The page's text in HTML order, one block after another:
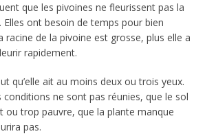
que les pivoines ne fleurissent pas la
Elles ont besoin de temps pour bien
racine de la pivoine est grosse, plus elle a
rapidement.
qu’elle ait au moins deux ou trois yeux.
conditions ne sont pas réunies, que le sol
ou trop pauvre, que la plante manque
pas.